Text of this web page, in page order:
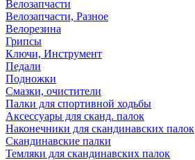
Велозапчасти
Велозапчасти, Разное
Велорезина
Грипсы
Ключи, Инструмент
Педали
Подножки
Смазки, очистители
Палки для спортивной ходьбы
Аксессуары для сканд. палок
Наконечники для скандинавских палок
Скандинавские палки
Темляки для скандинавских палок